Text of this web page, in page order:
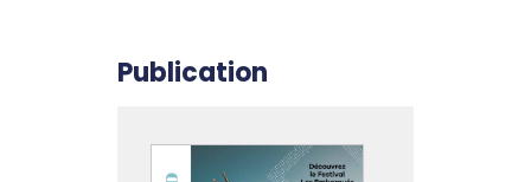
Publication